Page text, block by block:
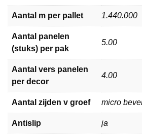
Aantal m per pallet 1.440.000
Aantal panelen
(stuks) per pak
5.00
Aantal vers panelen
per decor
4.00
Aantal zijden v groef micro
Antislip ja